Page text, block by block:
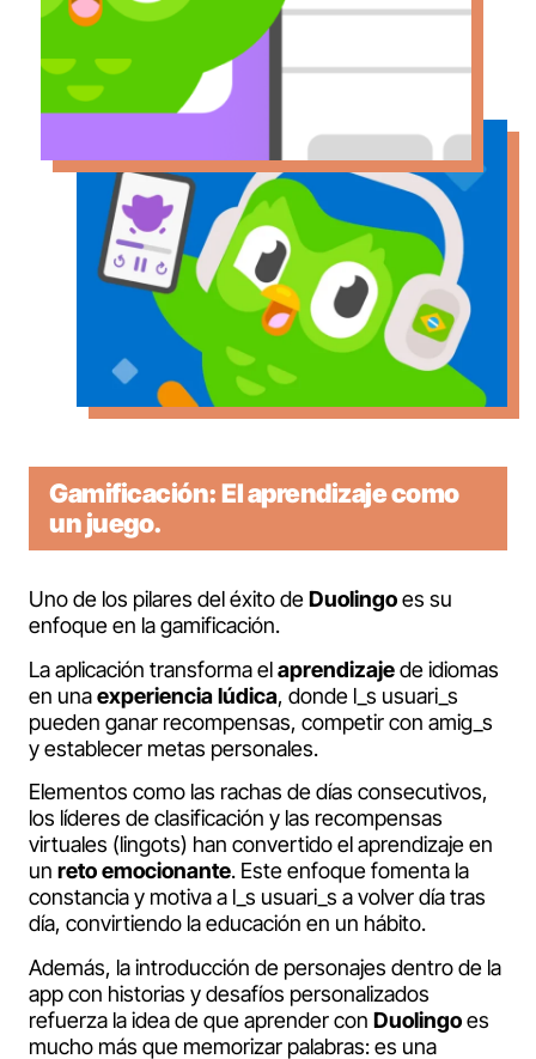
Gamificación: El aprendizaje como
un juego.
Uno de los pilares del éxito deDuolingoes su
enfoque en la gamificación.
La aplicación transforma elaprendizajede idiomas
en unaexperiencia lúdica, donde l_s usuari_s
pueden ganar recompensas, competir con amig_s
y establecer metas personales.
Elementos como las rachas de días consecutivos,
los líderes de clasificación y las recompensas
virtuales (lingots) han convertido el aprendizaje en
un reto emocionante. Este enfoque fomenta la
constancia y motiva a l_s usuari_s a volver día tras
día, convirtiendo la educación en un hábito.
Además, la introducción de personajes dentro de la
app con historias y desafíos personalizados
refuerza la idea de que aprender con Duolingoes
mucho más que memorizar palabras: es una